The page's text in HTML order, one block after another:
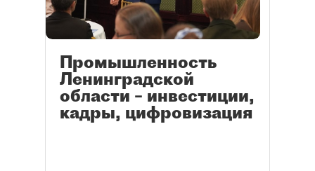
Промышленность
Ленинградской
области – инвестиции,
кадры, цифровизация